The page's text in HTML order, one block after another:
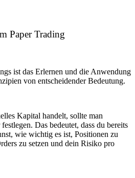
Paper Trading
ist das Erlernen und die Anwendung
von entscheidender Bedeutung.
Kapital handelt, sollte man
Das bedeutet, dass du bereits
wie wichtig es ist, Positionen zu
zu setzen und dein Risiko pro